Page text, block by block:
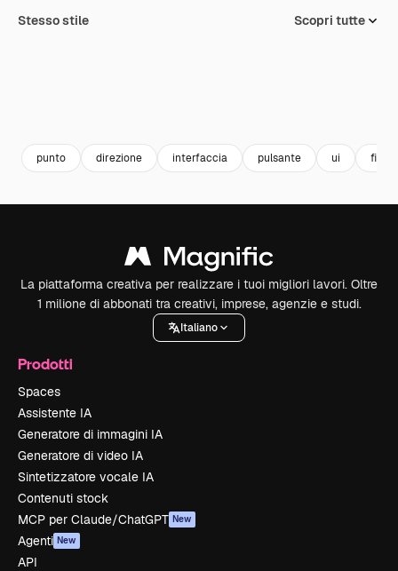
Stesso stile Scopri tutte
punto direzione interfaccia pulsante ui figlio
La piattaforma creativa per realizzare i tuoi migliori lavori. Oltre
1 milione di abbonati tra creativi, imprese, agenzie e studi.
Italiano
Prodotti
Spaces
Assistente IA
Generatore di immagini IA
Generatore di video IA
Sintetizzatore vocale IA
Contenuti stock
MCP per Claude/ChatGPT New
Agenti New
API